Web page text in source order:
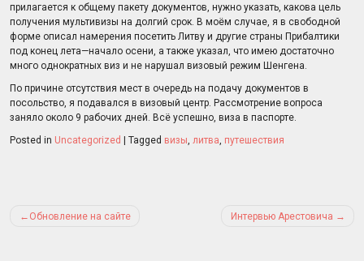
прилагается к общему пакету документов, нужно указать, какова цель
получения мультивизы на долгий срок. В моём случае, я в свободной
форме описал намерения посетить Литву и другие страны Прибалтики
под конец лета—начало осени, а также указал, что имею достаточно
много однократных виз и не нарушал визовый режим Шенгена.
По причине отсутствия мест в очередь на подачу документов в
посольство, я подавался в визовый центр. Рассмотрение вопроса
заняло около 9 рабочих дней. Всё успешно, виза в паспорте.
Posted in Uncategorized Tagged визы, литва, путешествия
Post
Обновление на сайте Интервью Арестовича